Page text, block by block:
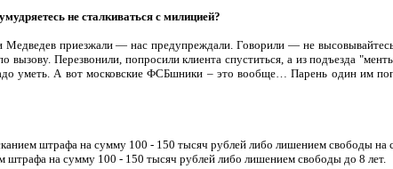
не сталкиваться с милицией?
приезжали — нас предупреждали. Говорили — не
Перезвонили, попросили клиента спуститься, а из подъезда
уметь. А вот московские ФСБшники – это вообще… Парень один им
штрафа на сумму 100 - 150 тысяч рублей либо лишением свободы на
штрафа на сумму 100 - 150 тысяч рублей либо лишением свободы до 8 лет.